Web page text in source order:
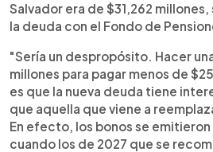
Salvador era de $31,262
la deuda con el Fondo de
"Sería un despropósito. Hacer
millones para pagar menos de
es que la nueva deuda tiene
que aquella que viene a
En efecto, los bonos se
cuando los de 2027 que se